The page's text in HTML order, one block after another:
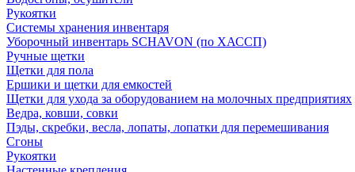
Рукоятки
Системы хранения инвентаря
Уборочный инвентарь SCHAVON (по ХАССП)
Ручные щетки
Щетки для пола
Ершики и щетки для емкостей
Щетки для ухода за оборудованием на молочных предприятиях
Ведра, ковши, совки
Пэды, скребки, весла, лопаты, лопатки для перемешивания
Сгоны
Рукоятки